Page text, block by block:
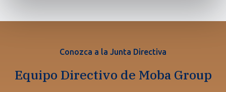
Conozca a la Junta Directiva
Equipo Directivo de Moba Group